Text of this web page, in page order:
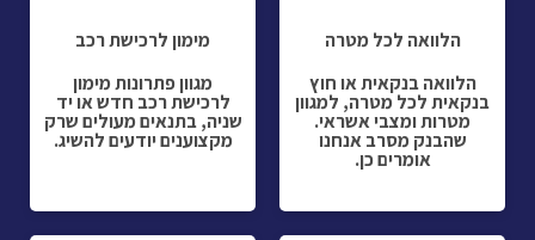
הלוואה לכל מטרה
הלוואה בנקאית או חוץ
בנקאית לכל מטרה, למגוון
מטרות ומצבי אשראי.
שהבנק מסרב אנחנו
אומרים כן.
מימון לרכישת רכב
מגוון פתרונות מימון
לרכישת רכב חדש או יד
שניה, בתנאים מעולים שרק
מקצוענים יודעים להשיג.